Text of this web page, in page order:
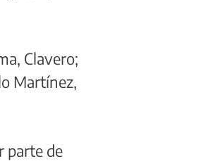
Clavero;
Martínez,
parte de